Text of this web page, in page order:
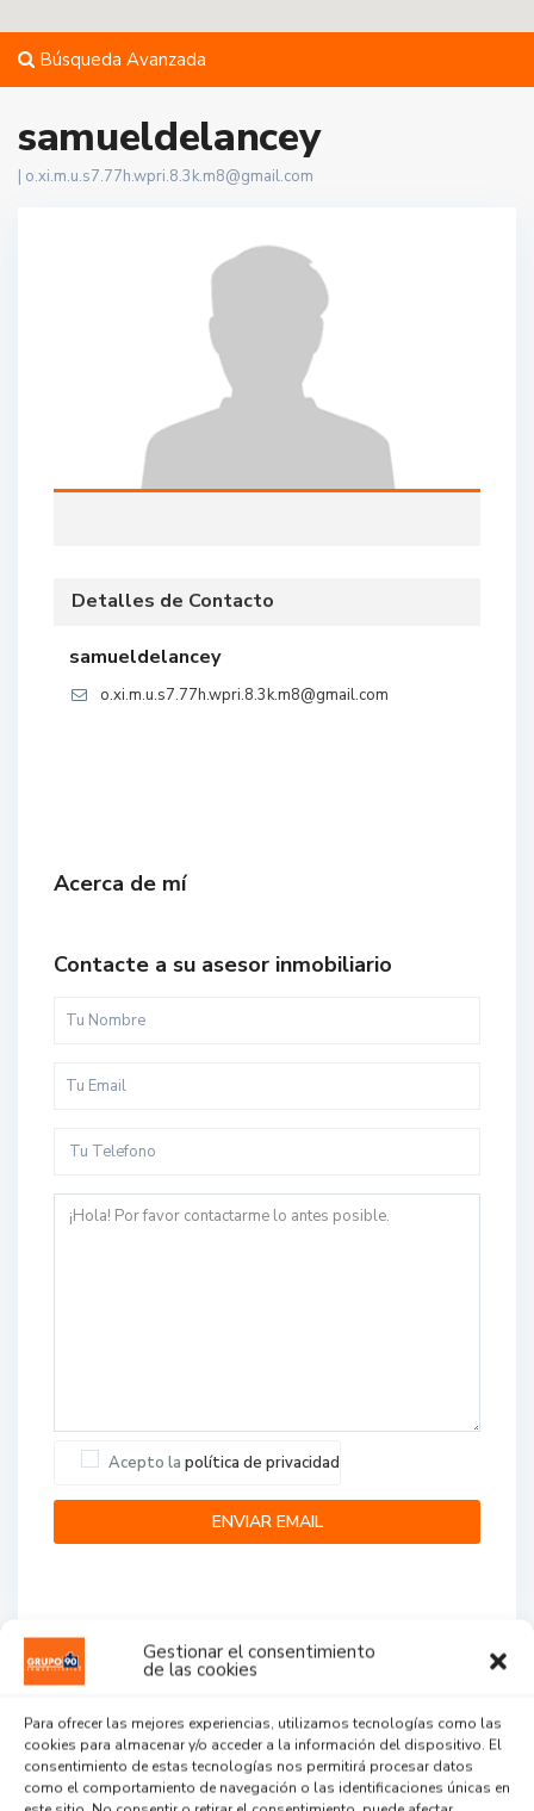
Gestionar el consentimiento
de las cookies
Para ofrecer las mejores experiencias, utilizamos tecnologías como las
cookies para almacenar y/o acceder a la información del dispositivo. El
consentimiento de estas tecnologías nos permitirá procesar datos
como el comportamiento de navegación o las identificaciones únicas en
Búsqueda Avanzada
samueldelancey
o.xi.m.u.s7.77h.wpri.8.3k.m8@gmail.com
Detalles de Contacto
samueldelancey
o.xi.m.u.s7.77h.wpri.8.3k.m8@gmail.com
Acerca de mí
Contacte a su asesor inmobiliario
Acepto la política de privacidad
...